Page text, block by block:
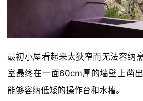
最初小屋看起来太狭窄而无法容纳
室最终在一面60cm厚的墙壁上凿出
能够容纳低矮的操作台和水槽。